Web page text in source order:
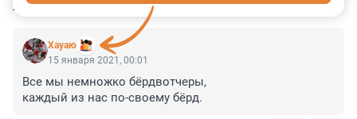
КОММЕНТАРИИ 13
Хауаю
15 января 2021, 00:01
Все мы немножко бёрдвотчеры,
каждый из нас по-своему бёрд.